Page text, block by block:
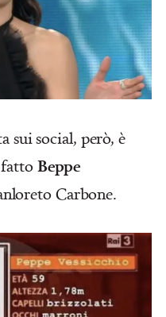
sui social, però, è
Beppe
Carbone.